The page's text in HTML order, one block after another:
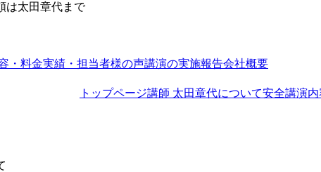
は太田章代まで
・料金実績・担当者様の声講演の実施報告会社概要
トップページ講師 太田章代について安全講演